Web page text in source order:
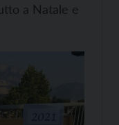
a Natale e